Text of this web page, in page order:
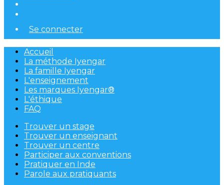
Se connecter
Accueil
La méthode Iyengar
La famille Iyengar
L'enseignement
Les marques Iyengar®
L'éthique
FAQ
Trouver un stage
Trouver un enseignant
Trouver un centre
Participer aux conventions
Pratiquer en Inde
Parole aux pratiquants